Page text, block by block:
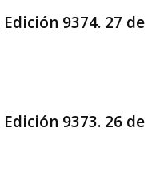
9374. 27 de
9373. 26 de